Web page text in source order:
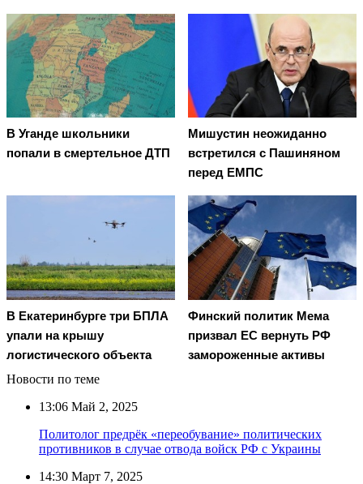
В Уганде школьники
попали в смертельное ДТП
Мишустин неожиданно
встретился с Пашиняном
перед ЕМПС
В Екатеринбурге три БПЛА
упали на крышу
логистического объекта
Финский политик Мема
призвал ЕС вернуть РФ
замороженные активы
Новости по теме
13:06 Май 2, 2025
Политолог предрёк «переобувание» политических
противников в случае отвода войск РФ с Украины
14:30 Март 7, 2025